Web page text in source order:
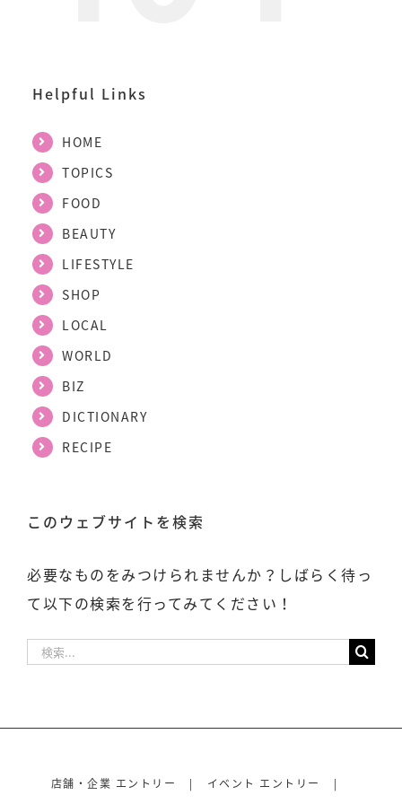
Helpful Links
HOME
TOPICS
FOOD
BEAUTY
LIFESTYLE
SHOP
LOCAL
WORLD
BIZ
DICTIONARY
RECIPE
このウェブサイトを検索
必要なものをみつけられませんか？しばらく待っ
て以下の検索を行ってみてください！
店舗・企業 エントリー イベント エントリー